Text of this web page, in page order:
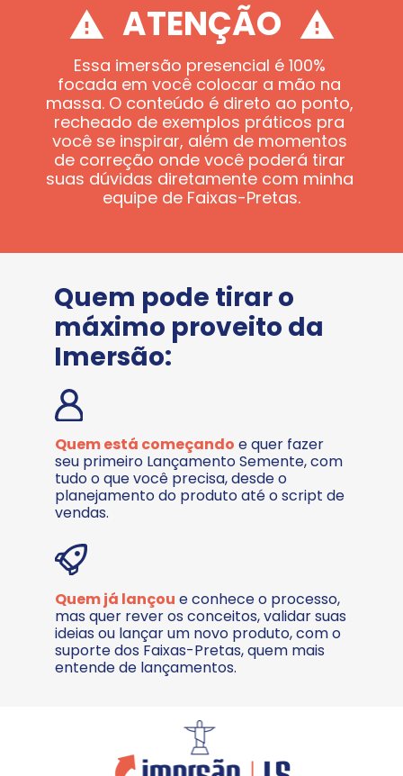
ATENÇÃO
Essa imersão presencial é 100%
focada em você colocar a mão na
massa. O conteúdo é direto ao ponto,
recheado de exemplos práticos pra
você se inspirar, além de momentos
de correção onde você poderá tirar
suas dúvidas diretamente com minha
equipe de Faixas-Pretas.
Quem pode tirar o
máximo proveito da
Imersão:
Quem está começando e quer fazer
seu primeiro Lançamento Semente, com
tudo o que você precisa, desde o
planejamento do produto até o script de
vendas.
Quem já lançou e conhece o processo,
mas quer rever os conceitos, validar suas
ideias ou lançar um novo produto, com o
suporte dos Faixas-Pretas, quem mais
entende de lançamentos.